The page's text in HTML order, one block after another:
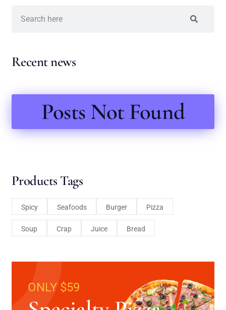
Recent news
Posts Not Found
Products Tags
Spicy Seafoods Burger Pizza
Soup Crap Juice Bread
ONLY $59